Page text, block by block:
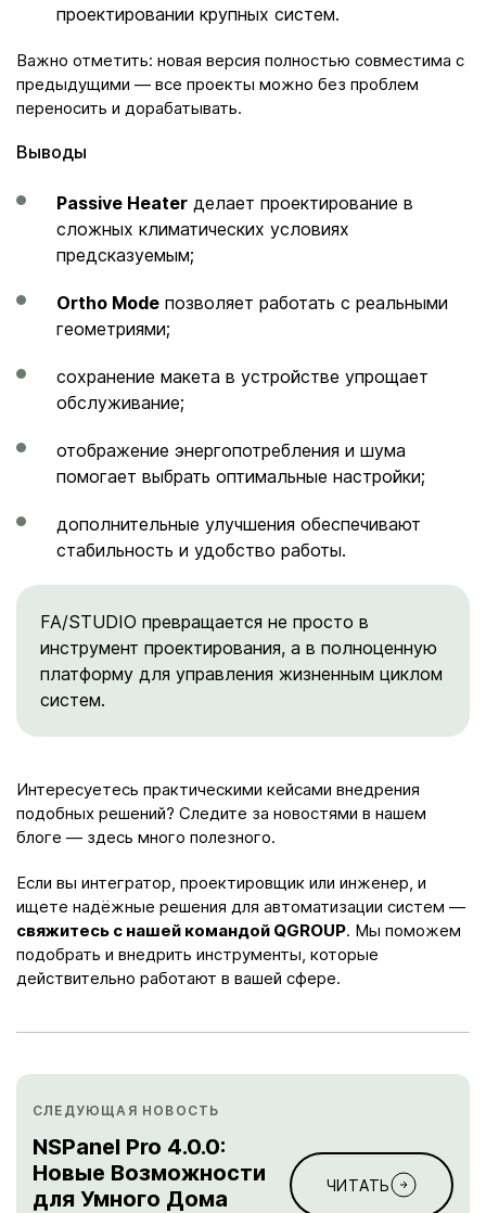
проектировании крупных систем.
Важно отметить: новая версия полностью совместима с
предыдущими — все проекты можно без проблем
переносить и дорабатывать.
Выводы
Passive Heater делает проектирование в
сложных климатических условиях
предсказуемым;
Ortho Mode позволяет работать с реальными
геометриями;
сохранение макета в устройстве упрощает
обслуживание;
отображение энергопотребления и шума
помогает выбрать оптимальные настройки;
дополнительные улучшения обеспечивают
стабильность и удобство работы.
FA/STUDIO превращается не просто в
инструмент проектирования, а в полноценную
платформу для управления жизненным циклом
систем.
Интересуетесь практическими кейсами внедрения
подобных решений? Следите за новостями в нашем
блоге — здесь много полезного.
Если вы интегратор, проектировщик или инженер, и
ищете надёжные решения для автоматизации систем —
свяжитесь с нашей командой QGROUP. Мы поможем
подобрать и внедрить инструменты, которые
действительно работают в вашей сфере.
СЛЕДУЮЩАЯ НОВОСТЬ
NSPanel Pro 4.0.0:
Новые Возможности
для Умного Дома
ЧИТАТЬ